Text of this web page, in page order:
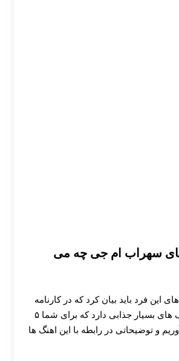
سهراب ام جی چه می
این فرد باید بیان کرد که در کارنامه
کاری خودش موزیک های بسیار جذابی دارد که برای شما ۵
و توضیحاتی در رابطه با این اهنگ ها